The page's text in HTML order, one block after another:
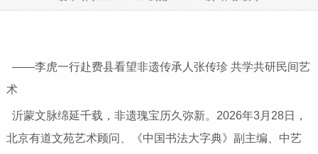
——李虎一行赴费县看望非遗传承人张传珍 共学共研民间艺
术
沂蒙文脉绵延千载，非遗瑰宝历久弥新。2026年3月28日，
北京有道文苑艺术顾问、《中国书法大字典》副主编、中艺